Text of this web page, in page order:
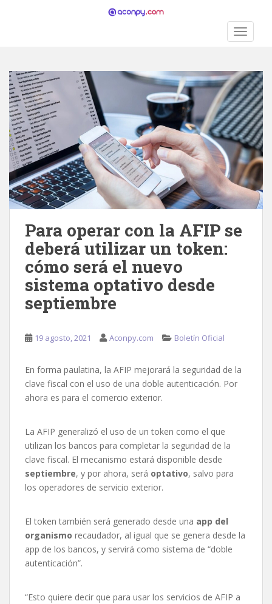
Para operar con la AFIP se
deberá utilizar un token:
cómo será el nuevo
sistema optativo desde
septiembre
19 agosto, 2021 Aconpy.com Boletín Oficial
En forma paulatina, la AFIP mejorará la seguridad de la
clave fiscal con el uso de una doble autenticación. Por
ahora es para el comercio exterior.
La AFIP generalizó el uso de un token como el que
utilizan los bancos para completar la seguridad de la
clave fiscal. El mecanismo estará disponible desde
septiembre, y por ahora, será optativo, salvo para
los operadores de servicio exterior.
El token también será generado desde una app del
organismo recaudador, al igual que se genera desde la
app de los bancos, y servirá como sistema de “doble
autenticación”.
“Esto quiere decir que para usar los servicios de AFIP a